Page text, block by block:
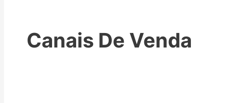
Canais De Venda